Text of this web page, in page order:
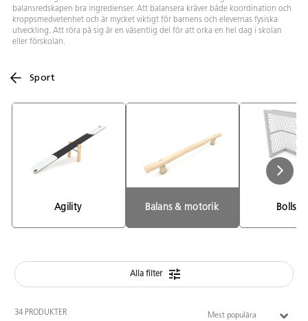
balansredskapen bra ingredienser. Att balansera kräver både koordination och
kroppsmedvetenhet och är mycket viktigt för barnens och elevernas fysiska
utveckling. Att röra på sig är en väsentlig del för att orka en hel dag i skolan
eller förskolan.
Sport
Agility Balans & motorik
Alla filter
34 PRODUKTER Mest populära